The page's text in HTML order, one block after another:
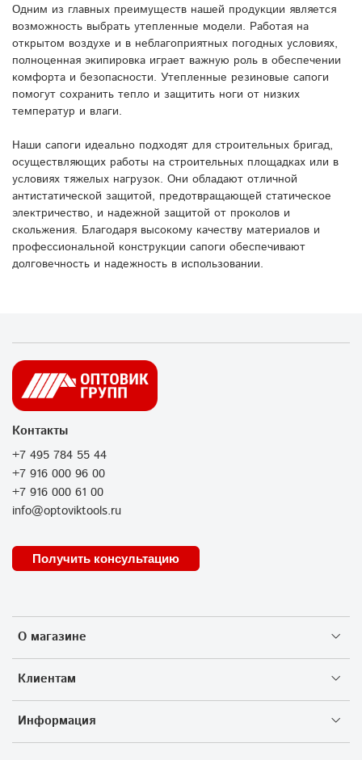
Одним из главных преимуществ нашей продукции является
возможность выбрать утепленные модели. Работая на
открытом воздухе и в неблагоприятных погодных условиях,
полноценная экипировка играет важную роль в обеспечении
комфорта и безопасности. Утепленные резиновые сапоги
помогут сохранить тепло и защитить ноги от низких
температур и влаги.
Наши сапоги идеально подходят для строительных бригад,
осуществляющих работы на строительных площадках или в
условиях тяжелых нагрузок. Они обладают отличной
антистатической защитой, предотвращающей статическое
электричество, и надежной защитой от проколов и
скольжения. Благодаря высокому качеству материалов и
профессиональной конструкции сапоги обеспечивают
долговечность и надежность в использовании.
О магазине
Клиентам
Информация
Контакты
+7 495 784 55 44
+7 916 000 96 00
+7 916 000 61 00
info@optoviktools.ru
Получить консультацию